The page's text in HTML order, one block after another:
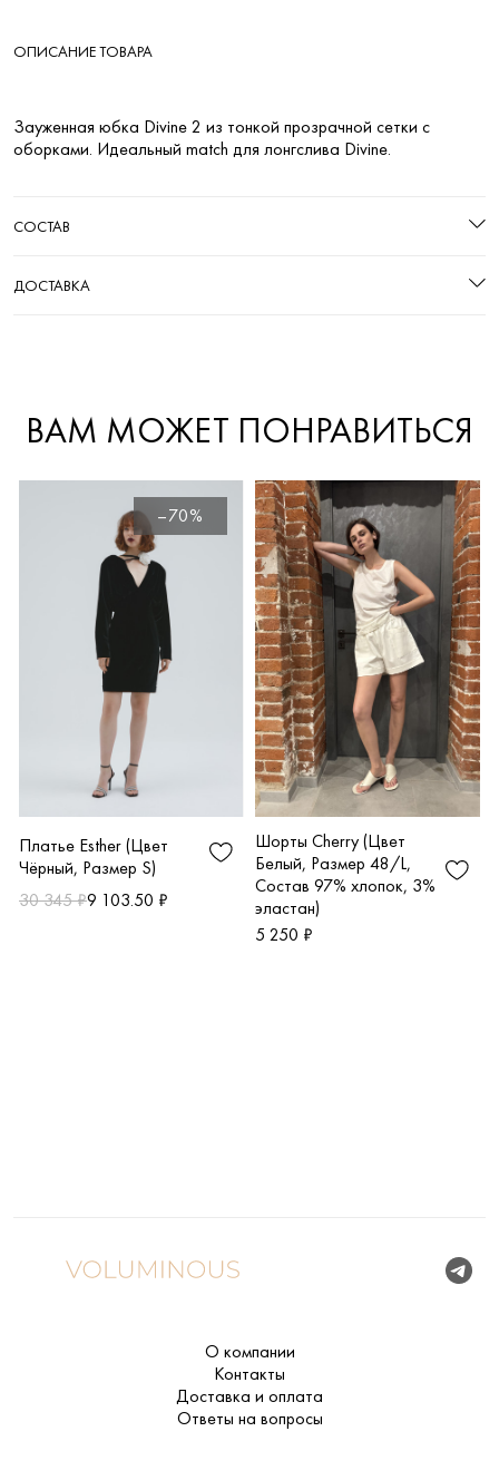
ОПИСАНИЕ ТОВАРА
Зауженная юбка Divine 2 из тонкой прозрачной сетки с
оборками. Идеальный match для лонгслива Divine.
СОСТАВ
ДОСТАВКА
ВАМ МОЖЕТ ПОНРАВИТЬСЯ
–70%
Платье Esther (Цвет
Чёрный, Размер S)
30 345 ₽9 103.50 ₽
Шорты Cherry (Цвет
Белый, Размер 48/L,
Состав 97% хлопок, 3%
эластан)
5 250 ₽
О компании
Контакты
Доставка и оплата
Ответы на вопросы